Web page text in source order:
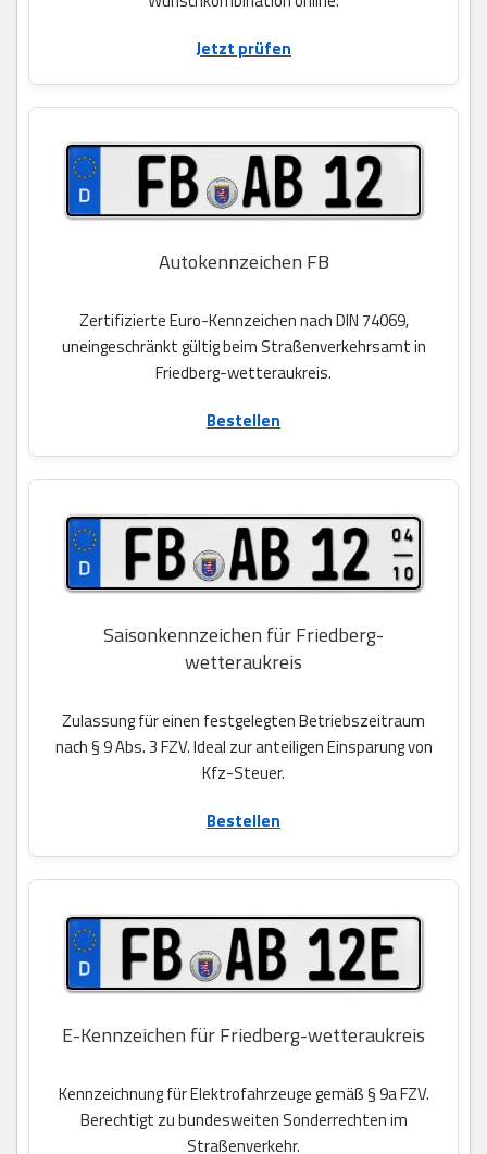
Jetzt prüfen
Autokennzeichen FB
Zertifizierte Euro-Kennzeichen nach DIN 74069,
uneingeschränkt gültig beim Straßenverkehrsamt in
Friedberg-wetteraukreis.
Bestellen
Saisonkennzeichen für Friedberg-
wetteraukreis
Zulassung für einen festgelegten Betriebszeitraum
nach § 9 Abs. 3 FZV. Ideal zur anteiligen Einsparung von
Kfz-Steuer.
Bestellen
E-Kennzeichen für Friedberg-wetteraukreis
Kennzeichnung für Elektrofahrzeuge gemäß § 9a FZV.
Berechtigt zu bundesweiten Sonderrechten im
Straßenverkehr.